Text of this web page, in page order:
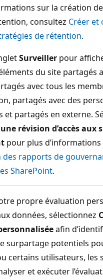
sur la création
consultez Créer et
de rétention.
Surveiller pour
du site partagés
avec tous les
partagés avec des
et partagés en externe.
révision d’accès aux
pour plus
des rapports de
SharePoint.
propre évaluation
données, sélectionnez
afin
surpartage potentiels
certains utilisateurs, les
et exécuter